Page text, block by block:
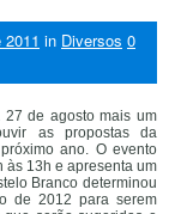
in Diversos 0
27 de agosto mais um
as propostas da
ano. O evento
às 13h e apresenta um
Branco determinou
de 2012 para serem